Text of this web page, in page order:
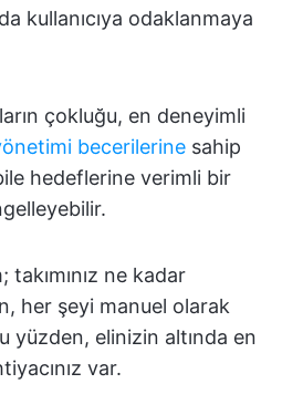
kullanıcıya odaklanmaya
çokluğu, en deneyimli
becerilerine sahip
hedeflerine verimli bir
ne kadar
her şeyi manuel olarak
yüzden, elinizin altında en
var.